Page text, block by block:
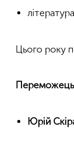
Цього року
Переможець
Юрій